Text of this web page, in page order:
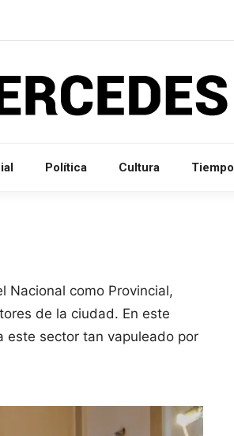
Política Cultura Tiempo
Nacional como Provincial,
de la ciudad. En este
este sector tan vapuleado por